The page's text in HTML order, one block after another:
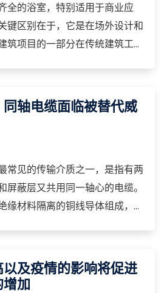
全的浴室，特别适用于商业应
键区别在于，它是在场外设计和
筑项目的一部分在传统建筑工地
道、镜子和电器。然后，这些浴
现场进行安装，在那里与管道和
轴电缆面临被替代威
常见的传输介质之一，是指有两
屏蔽层又共用同一轴心的电缆。
缘材料隔离的铜线导体组成，在
，是为了防止外部电磁波干扰异
及疫情的影响将促进
加